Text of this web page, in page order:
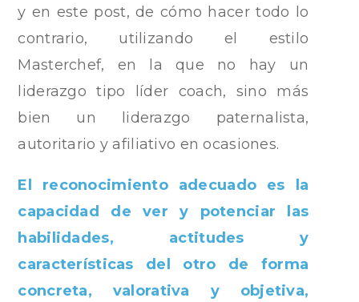
y en este post, de cómo hacer todo lo
contrario, utilizando el estilo
Masterchef, en la que no hay un
liderazgo tipo líder coach, sino más
bien un liderazgo paternalista,
autoritario y afiliativo en ocasiones.
El reconocimiento adecuado es la
capacidad de ver y potenciar las
habilidades, actitudes y
características del otro de forma
concreta, valorativa y objetiva,